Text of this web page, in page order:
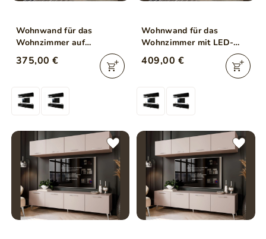
Wohnwand für das
Wohnzimmer auf
Goldenen Metallbeinen
Noaé Weiß Hochglanz
375,00 €
Wohnwand für das
Wohnzimmer mit LED-
Beleuchtung auf Goldenen
Metallbeinen Noaé
409,00 €